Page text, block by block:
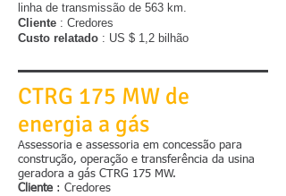
linha de transmissão de 563 km.
Cliente : Credores
Custo relatado : US $ 1,2 bilhão
CTRG 175 MW de
energia a gás
Assessoria e assessoria em concessão para
construção, operação e transferência da usina
geradora a gás CTRG 175 MW.
Cliente : Credores